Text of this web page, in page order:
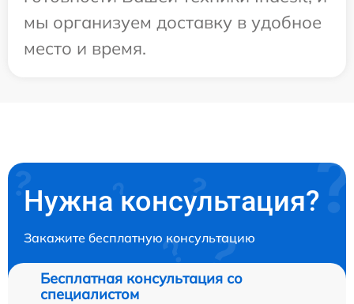
мы организуем доставку в удобное
место и время.
Нужна консультация?
Закажите бесплатную консультацию
Бесплатная консультация со
специалистом